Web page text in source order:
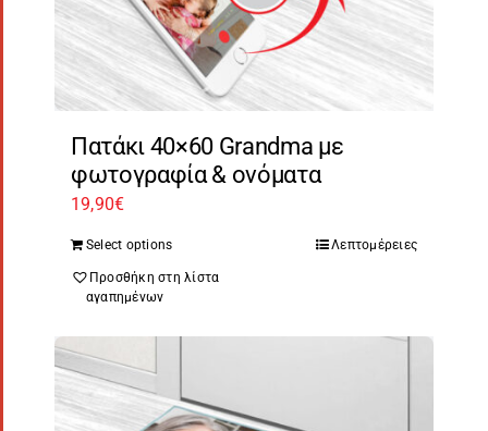
Πατάκι 40×60 Grandma με
φωτογραφία & ονόματα
19,90€
Select options Λεπτομέρειες
Προσθήκη στη λίστα
αγαπημένων